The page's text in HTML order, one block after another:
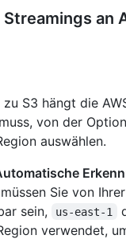
an
S3 hängt die
von der
auswählen.
Sie von
sein,
us-east-1
verwendet,